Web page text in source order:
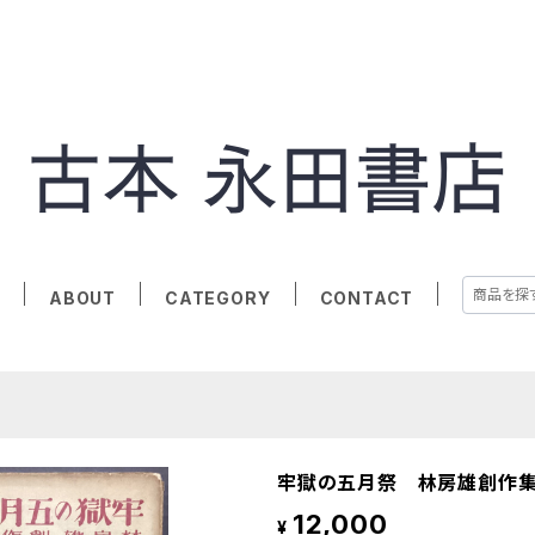
ABOUT CATEGORY CONTACT
牢獄の五月祭 林房雄創作
¥ 12,000